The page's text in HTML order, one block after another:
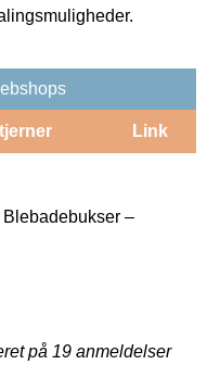
Link
–
på 19 anmeldelser